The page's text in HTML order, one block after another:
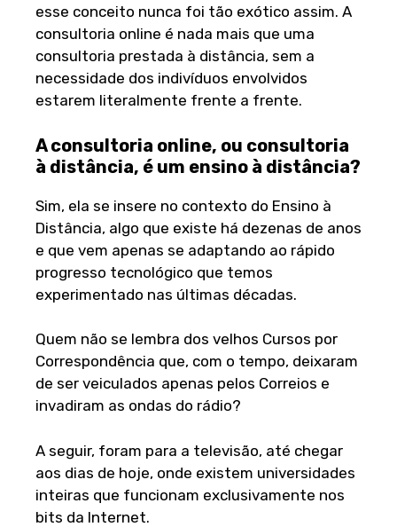
esse conceito nunca foi tão exótico assim. A
consultoria online é nada mais que uma
consultoria prestada à distância, sem a
necessidade dos indivíduos envolvidos
estarem literalmente frente a frente.
A consultoria online, ou consultoria
à distância, é um ensino à distância?
Sim, ela se insere no contexto do Ensino à
Distância, algo que existe há dezenas de anos
e que vem apenas se adaptando ao rápido
progresso tecnológico que temos
experimentado nas últimas décadas.
Quem não se lembra dos velhos Cursos por
Correspondência que, com o tempo, deixaram
de ser veiculados apenas pelos Correios e
invadiram as ondas do rádio?
A seguir, foram para a televisão, até chegar
aos dias de hoje, onde existem universidades
inteiras que funcionam exclusivamente nos
bits da Internet.